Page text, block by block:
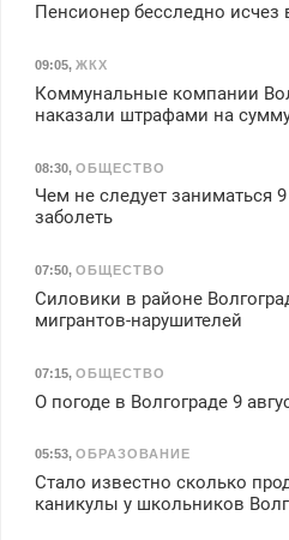
Пенсионер бесследно исчез
09:05, ЖКХ
Коммунальные компании
наказали штрафами на
08:30, ОБЩЕСТВО
Чем не следует заниматься
заболеть
07:50, ОБЩЕСТВО
Силовики в районе
мигрантов-нарушителей
07:15, ОБЩЕСТВО
О погоде в Волгограде 9
05:53, ОБРАЗОВАНИЕ
Стало известно сколько
каникулы у школьников